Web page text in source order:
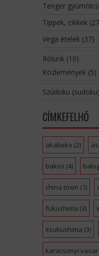
Tenger
Tippek, cikkek
Vega ételek(37)
Rólunk(10)
Közlemények(5)
Szúdoku (sudoku)
CÍMKEFELHŐ
akabeko (2)
bakos (4)
china town (1)
fukushima (3)
itsukushima (3)
karacsonyi vasar